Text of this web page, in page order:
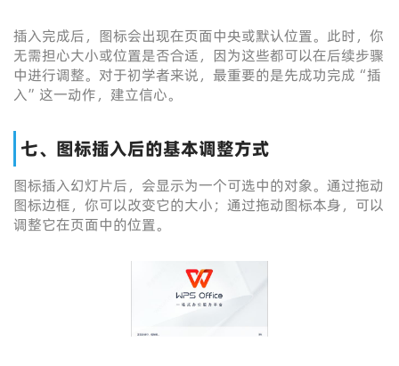
插入完成后，图标会出现在页面中央或默认位置。此时，你
无需担心大小或位置是否合适，因为这些都可以在后续步骤
中进行调整。对于初学者来说，最重要的是先成功完成“插
入”这一动作，建立信心。
七、图标插入后的基本调整方式
图标插入幻灯片后，会显示为一个可选中的对象。通过拖动
图标边框，你可以改变它的大小；通过拖动图标本身，可以
调整它在页面中的位置。